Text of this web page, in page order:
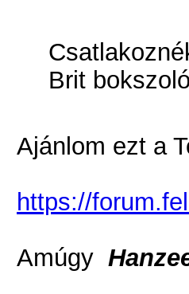
Brit
Ajánlom ezt a
https://
Amúgy